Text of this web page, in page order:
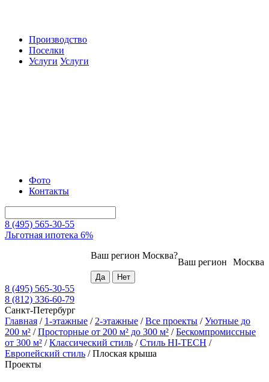
Производство
Поселки
Услуги Услуги
Фото
Контакты
8 (495) 565-30-55
Льготная ипотека 6%
Москва
Ваш регион
Ваш регион Москва?
8 (495) 565-30-55
8 (812) 336-60-79
Санкт-Петербург
Главная / 1-этажные / 2-этажные /Все проекты /Уютные до
200 м² /Просторные от 200 м² до 300 м² /Бескомпромиссные
от 300 м² /Классический стиль /Стиль HI-TECH /
Европейский стиль /Плоская крыша
Проекты